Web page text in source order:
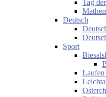
Tag
Deutsch
Sport